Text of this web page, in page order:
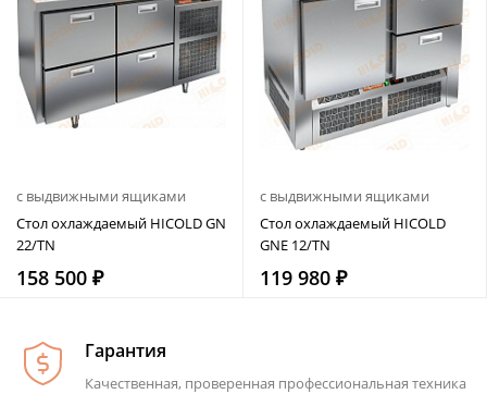
с выдвижными ящиками
Стол охлаждаемый HICOLD GN
22/TN
158 500 ₽
с выдвижными ящиками
Стол охлаждаемый HICOLD
GNE 12/TN
119 980 ₽
Гарантия
Качественная, проверенная профессиональная техника